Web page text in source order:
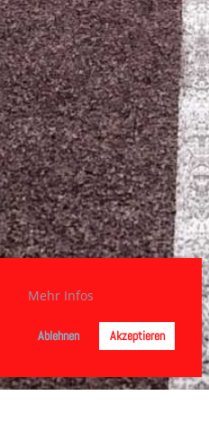
Mehr Infos
Ablehnen Akzeptieren